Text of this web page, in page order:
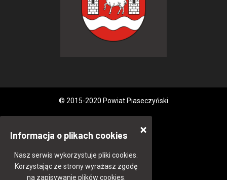
© 2015-2020 Powiat Piaseczyński
Informacja o plikach cookies
Nasz serwis wykorzystuje pliki cookies.
Korzystając ze strony wyrażasz zgodę
na zapisywanie plików cookies.